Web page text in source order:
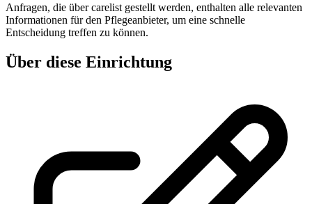
Anfragen, die über carelist gestellt werden, enthalten alle relevanten
Informationen für den Pflegeanbieter, um eine schnelle
Entscheidung treffen zu können.
Über diese Einrichtung